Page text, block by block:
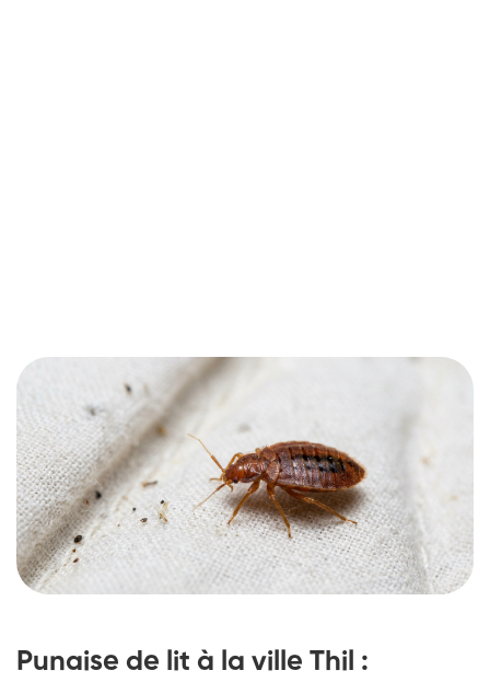
Punaise de lit à la ville Thil :